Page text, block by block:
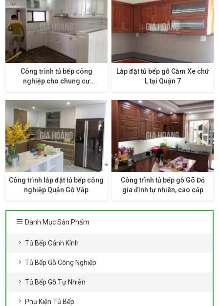
Công trình tủ bếp công
nghiệp cho chung cư
Lắp đặt tủ bếp gỗ Căm Xe chữ
L tại Quận 7
Công trình lắp đặt tủ bếp công
nghiệp Quận Gò Vấp
Công trình tủ bếp gỗ Gõ Đỏ
gia đình tự nhiên, cao cấp
Danh Mục Sản Phẩm
Tủ Bếp Cánh Kính
Tủ Bếp Gỗ Công Nghiệp
Tủ Bếp Gỗ Tự Nhiên
Phụ Kiện Tủ Bếp